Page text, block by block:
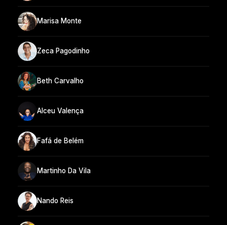
Marisa Monte
Zeca Pagodinho
Beth Carvalho
Alceu Valença
Fafá de Belém
Martinho Da Vila
Nando Reis